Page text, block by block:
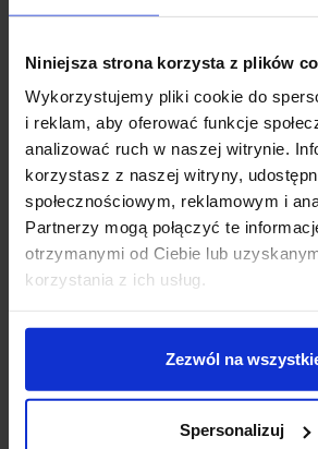
Niniejsza strona korzysta z plików
Wykorzystujemy pliki cookie do
i reklam, aby oferować funkcje
analizować ruch w naszej witrynie.
korzystasz z naszej witryny,
społecznościowym, reklamowym i
Partnerzy mogą połączyć te
otrzymanymi od Ciebie lub
korzystania z ich usług.
Zezwól na
Spersonalizuj
jednak kluczowe jest słuchanie swojego ciała.
Dlaczego białe
groty solnej?
dlaczego białe skarpetki do groty solnej? Otóż
białych skarpetek związany jest z higieną